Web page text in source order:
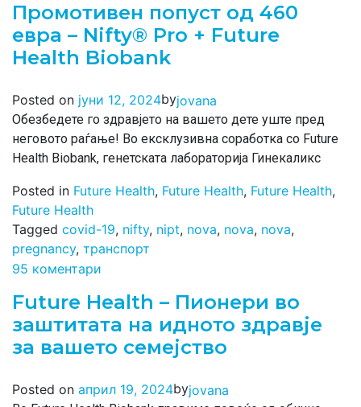
Промотивен попуст од 460
евра – Nifty® Pro + Future
Health Biobank
Posted on јуни 12, 2024byjovana
Обезбедете го здравјето на вашето дете уште пред
неговото раѓање! Во ексклузивна соработка со Future
Health Biobank, генетската лабораторија Гинекаликс
Posted in Future Health, Future Health, Future Health,
Future Health
Tagged covid-19, nifty, nipt, nova, nova, nova,
pregnancy, транспорт
95 коментари
Future Health – Пионери во
заштитата на идното здравје
за вашето семејство
Posted on април 19, 2024byjovana